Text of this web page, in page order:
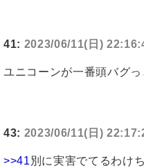
41: 2023/06/11(日)
ユニコーンが一番頭バグっ
43: 2023/06/11(日)
>>41 別に実害でてるわけ